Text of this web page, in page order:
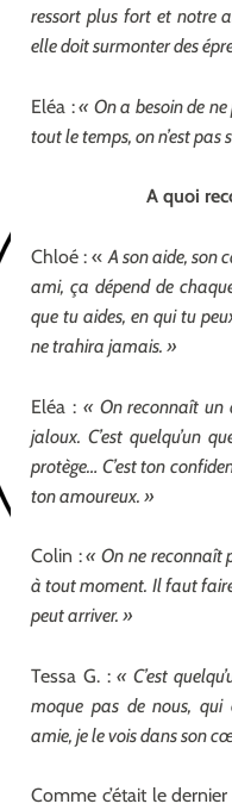
ressort plus fort et notre
elle doit surmonter des
Eléa :« On a besoin de ne
tout le temps, on n’est pas
A quoi
Chloé : «A son aide, son
ami, ça dépend de
que tu aides, en qui tu
ne trahira jamais. »
Eléa : « On reconnaît un
jaloux. C’est quelqu’un
protège… C’est ton
ton amoureux. »
Colin :« On ne reconnaît
à tout moment. Il faut
peut arriver. »
Tessa G. :« C’est
moque pas de nous,
amie, je le vois dans son
Comme c’était le